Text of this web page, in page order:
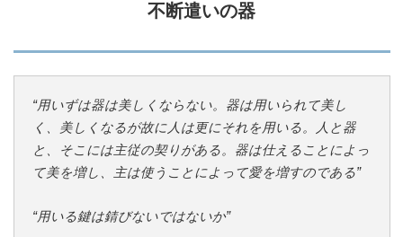
不断遣いの器
“用いずは器は美しくならない。器は用いられて美し
く、美しくなるが故に人は更にそれを用いる。人と器
と、そこには主従の契りがある。器は仕えることによっ
て美を増し、主は使うことによって愛を増すのである”
“用いる鍵は錆びないではないか”